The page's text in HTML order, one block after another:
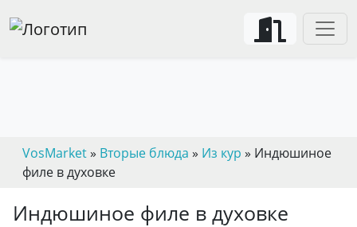
VosMarket» Вторые блюда » Из кур » Индюшиное
филе в духовке
Индюшиное филе в духовке